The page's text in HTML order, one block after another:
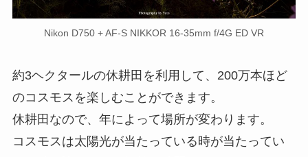
Nikon D750 + AF-S NIKKOR 16-35mm f/4G ED VR
約3ヘクタールの休耕田を利用して、200万本ほど
のコスモスを楽しむことができます。
休耕田なので、年によって場所が変わります。
コスモスは太陽光が当たっている時が当たってい